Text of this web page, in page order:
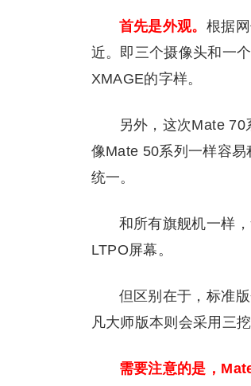
首先是外观。 根据
近。即三个摄像头和一
XMAGE的字样。
另外，这次Mate
像Mate 50系列一样容易
统一。
和所有旗舰机一样
LTPO屏幕。
但区别在于，标准
凡大师版本则会采用三
需要注意的是，